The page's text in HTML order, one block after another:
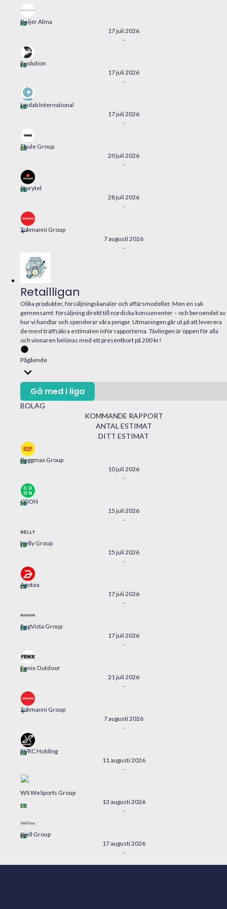
Beijer Alma
17 juli 2026
-
Evolution
17 juli 2026
-
Lindab International
17 juli 2026
-
Thule Group
20 juli 2026
-
Storytel
28 juli 2026
-
Tokmanni Group
7 augusti 2026
-
Retailligan
Olika produkter, försäljningskanaler och affärsmodeller. Men en sak
gemensamt: försäljning direkt till nordiska konsumenter – och beroendet av
hur vi handlar och spenderar våra pengar. Utmaningen går ut på att leverera
de mest träffsäkra estimaten inför rapporterna. Tävlingen är öppen för alla
och vinnaren belönas med ett presentkort på 200 kr!
Pågående
Gå med i liga
BOLAG
KOMMANDE RAPPORT
ANTAL ESTIMAT
DITT ESTIMAT
Byggmax Group
10 juli 2026
-
CDON
15 juli 2026
-
Nelly Group
15 juli 2026
-
Apotea
17 juli 2026
-
RugVista Group
17 juli 2026
-
Fenix Outdoor
21 juli 2026
-
Tokmanni Group
7 augusti 2026
-
RVRC Holding
11 augusti 2026
-
WS WeSports Group
13 augusti 2026
-
Kjell Group
17 augusti 2026
-